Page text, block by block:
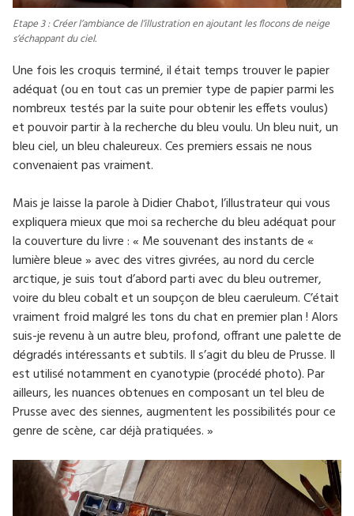
Etape 3 : Créer l’ambiance de l’illustration en ajoutant les flocons de neige
s’échappant du ciel.
Une fois les croquis terminé, il était temps trouver le papier
adéquat (ou en tout cas un premier type de papier parmi les
nombreux testés par la suite pour obtenir les effets voulus)
et pouvoir partir à la recherche du bleu voulu. Un bleu nuit, un
bleu ciel, un bleu chaleureux. Ces premiers essais ne nous
convenaient pas vraiment.
Mais je laisse la parole à Didier Chabot, l’illustrateur qui vous
expliquera mieux que moi sa recherche du bleu adéquat pour
la couverture du livre : « Me souvenant des instants de «
lumière bleue » avec des vitres givrées, au nord du cercle
arctique, je suis tout d’abord parti avec du bleu outremer,
voire du bleu cobalt et un soupçon de bleu caeruleum. C’était
vraiment froid malgré les tons du chat en premier plan ! Alors
suis-je revenu à un autre bleu, profond, offrant une palette de
dégradés intéressants et subtils. Il s’agit du bleu de Prusse. Il
est utilisé notamment en cyanotypie (procédé photo). Par
ailleurs, les nuances obtenues en composant un tel bleu de
Prusse avec des siennes, augmentent les possibilités pour ce
genre de scène, car déjà pratiquées. »